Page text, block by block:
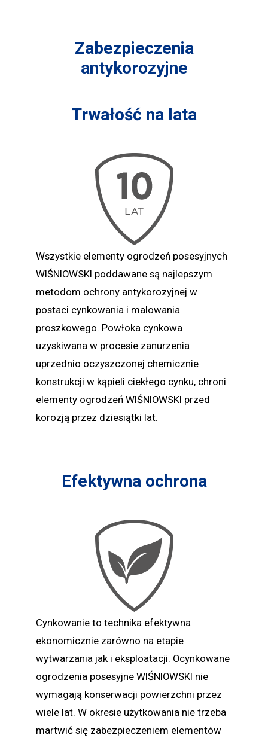
Zabezpieczenia
antykorozyjne
Trwałość na lata
Wszystkie elementy ogrodzeń posesyjnych
WIŚNIOWSKI poddawane są najlepszym
metodom ochrony antykorozyjnej w
postaci cynkowania i malowania
proszkowego. Powłoka cynkowa
uzyskiwana w procesie zanurzenia
uprzednio oczyszczonej chemicznie
konstrukcji w kąpieli ciekłego cynku, chroni
elementy ogrodzeń WIŚNIOWSKI przed
korozją przez dziesiątki lat.
Efektywna ochrona
Cynkowanie to technika efektywna
ekonomicznie zarówno na etapie
wytwarzania jak i eksploatacji. Ocynkowane
ogrodzenia posesyjne WIŚNIOWSKI nie
wymagają konserwacji powierzchni przez
wiele lat. W okresie użytkowania nie trzeba
martwić się zabezpieczeniem elementów